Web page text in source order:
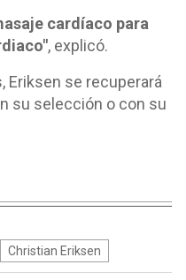
cardíaco para
, explicó.
Eriksen se recuperará
su selección o con su
Christian Eriksen